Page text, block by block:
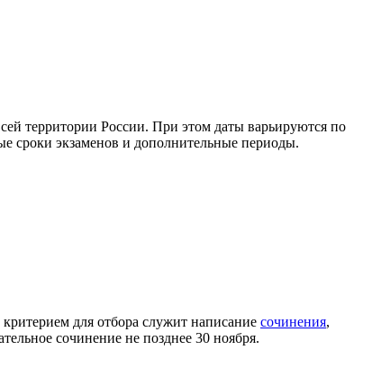
территории России. При этом даты варьируются по
сроки экзаменов и дополнительные периоды.
для отбора служит написание сочинения,
сочинение не позднее 30 ноября.